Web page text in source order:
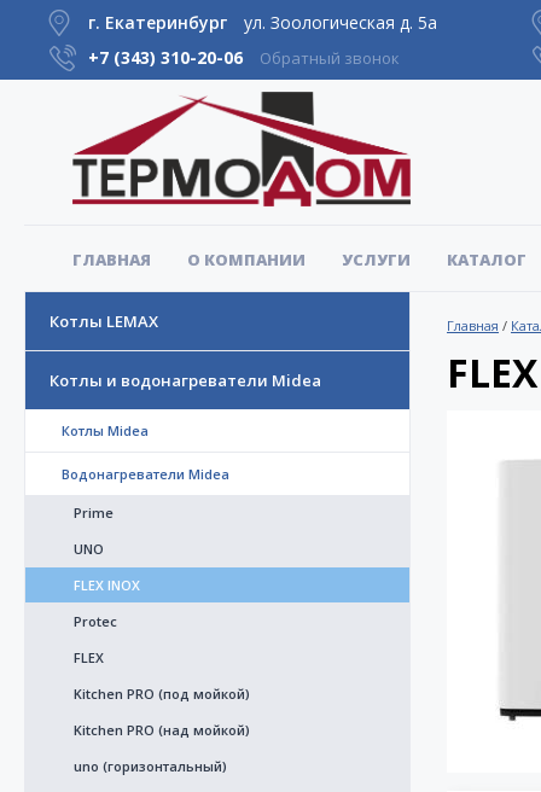
г. Екатеринбург
ул. Зоологическая д. 5а
+7 (343) 310-20-06 Обратный звонок
ГЛАВНАЯ О КОМПАНИИ УСЛУГИ КАТАЛОГ
Котлы LEMAX
Котлы и водонагреватели Midea
Котлы Midea
Водонагреватели Midea
Prime
UNO
FLEX INOX
Protec
FLEX
Kitchen PRO (под мойкой)
Kitchen PRO (над мойкой)
uno (горизонтальный)
Главная /